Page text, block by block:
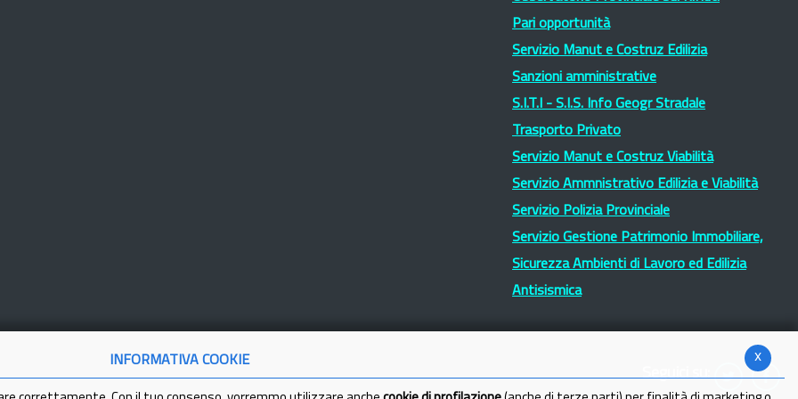
Pari opportunità
Servizio Manut e Costruz Edilizia
Sanzioni amministrative
S.I.T.I - S.I.S. Info Geogr Stradale
Trasporto Privato
Servizio Manut e Costruz Viabilità
Servizio Ammnistrativo Edilizia e Viabilità
Servizio Polizia Provinciale
Servizio Gestione Patrimonio Immobiliare,
Sicurezza Ambienti di Lavoro ed Edilizia
Antisismica
Seguici su:
x
INFORMATIVA COOKIE